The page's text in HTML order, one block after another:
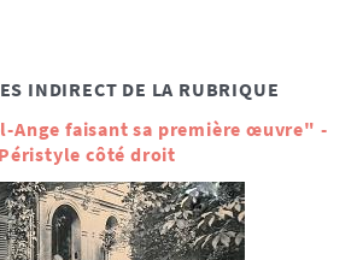
INDIRECT DE LA RUBRIQUE
Ange faisant sa première œuvre" -
Péristyle côté droit